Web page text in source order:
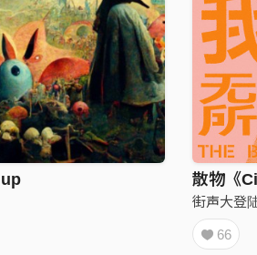
散物《
街声大登
66